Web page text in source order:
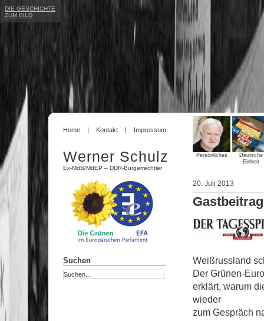
20. Juli 2013
Weißrussland
Der Grünen-
erklärt, warum
wieder
zum Gespräch
Home Kontakt Impressum
Werner Schulz
Ex-MdB/MdEP – DDR-Bürgerrechtler
Suchen
Persönliches
Deutsche
Einheit
DIE GESCHICHTE
ZUM BILD